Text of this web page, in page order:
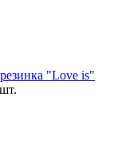
"Love is"